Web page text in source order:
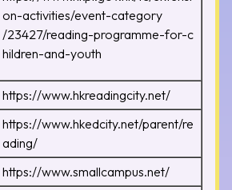
on-activities/event-category
/23427/reading-programme-for-c
hildren-and-youth
https://www.hkreadingcity.net/
https://www.hkedcity.net/parent/re
ading/
https://www.smallcampus.net/